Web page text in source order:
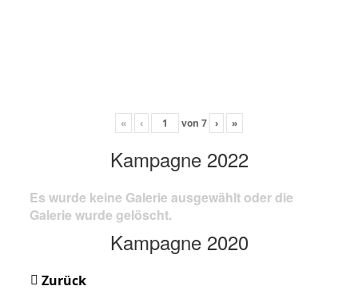
« ‹ von 7 › »
Kampagne 2022
Es wurde keine Galerie ausgewählt oder die
Galerie wurde gelöscht.
Kampagne 2020
Zurück